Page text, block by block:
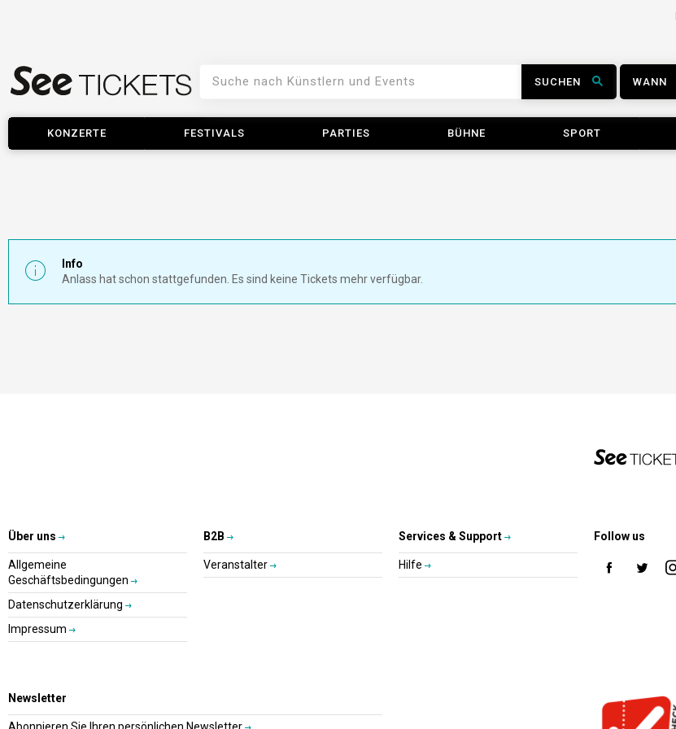
SUCHEN WANN
KONZERTE FESTIVALS PARTIES BÜHNE SPORT
Info
Anlass hat schon stattgefunden. Es sind keine Tickets mehr verfügbar.
Über uns
Allgemeine
Geschäftsbedingungen
Datenschutzerklärung
Impressum
B2B
Veranstalter
Services & Support
Hilfe
Follow us
Newsletter